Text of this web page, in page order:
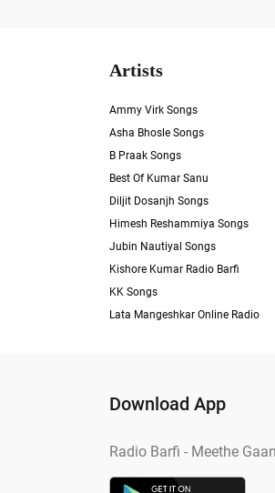
Artists
Ammy Virk Songs
Asha Bhosle Songs
B Praak Songs
Best Of Kumar Sanu
Diljit Dosanjh Songs
Himesh Reshammiya Songs
Jubin Nautiyal Songs
Kishore Kumar Radio Barfi
KK Songs
Lata Mangeshkar Online Radio
Download App
Radio Barfi - Meethe